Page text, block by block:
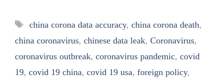
Tags
china corona data accuracy, china corona death,
china coronavirus, chinese data leak, Coronavirus,
coronavirus outbreak, coronavirus pandemic, covid
19, covid 19 china, covid 19 usa, foreign policy,